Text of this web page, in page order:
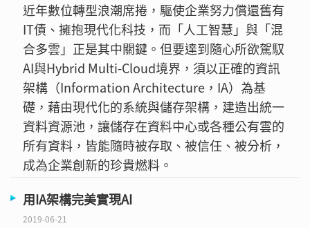
近年數位轉型浪潮席捲，驅使企業努力償還舊有
IT債、擁抱現代化科技，而「人工智慧」與「混
合多雲」正是其中關鍵。但要達到隨心所欲駕馭
AI與Hybrid Multi-Cloud境界，須以正確的資訊
架構（Information Architecture，IA）為基
礎，藉由現代化的系統與儲存架構，建造出統一
資料資源池，讓儲存在資料中心或各種公有雲的
所有資料，皆能隨時被存取、被信任、被分析，
成為企業創新的珍貴燃料。
用IA架構完美實現AI
2019-06-21